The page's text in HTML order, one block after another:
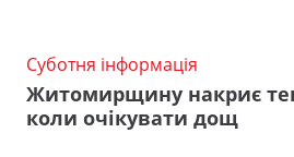
Суботня інформація
Житомирщину накриє
коли очікувати дощ